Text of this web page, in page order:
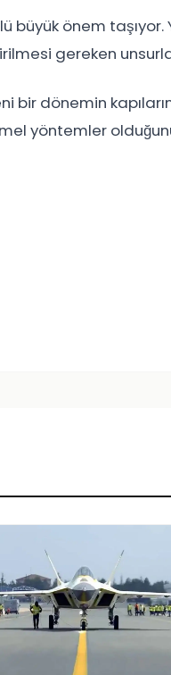
büyük önem
gereken
bir dönemin
yöntemler